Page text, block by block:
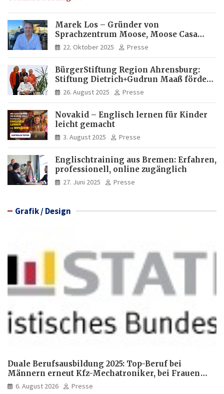
Marek Los – Gründer von
Sprachzentrum Moose, Moose Casa
Italia und Apartamento Brasil |
Internationaler Experte für Bildung
22. Oktober 2025 Presse
BürgerStiftung Region Ahrensburg:
Stiftung Dietrich+Gudrun Maaß fördert
Deutschkenntnisse von Frauen
26. August 2025 Presse
Novakid – Englisch lernen für Kinder
leicht gemacht
3. August 2025 Presse
Englischtraining aus Bremen: Erfahren,
professionell, online zugänglich
27. Juni 2025 Presse
Grafik / Design
Duale Berufsausbildung 2025: Top-Beruf bei
Männern erneut Kfz-Mechatroniker, bei Frauen
medizinische Fachangestellte
6. August 2026
Presse